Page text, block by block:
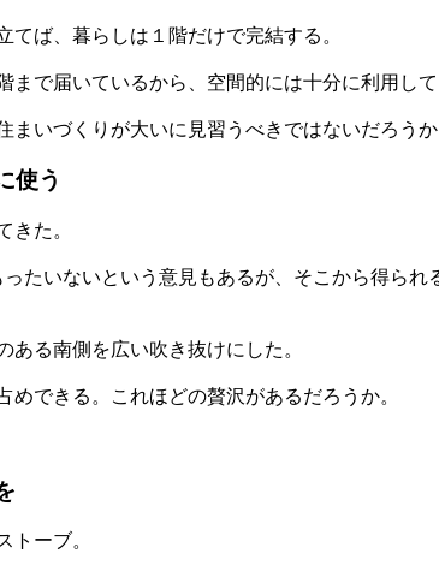
てば、暮らしは１階だけで完結する。
まで届いているから、空間的には十分に利用して
まいづくりが大いに見習うべきではないだろうか
使う
きた。
たいないという意見もあるが、そこから得ら
ある南側を広い吹き抜けにした。
めできる。これほどの贅沢があるだろうか。
トーブ。